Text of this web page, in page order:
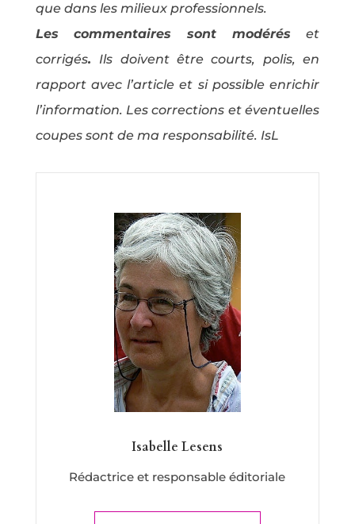
que dans les milieux professionnels.
Les commentaires sont modéréset
corrigés. Ils doivent être courts, polis, en
rapport avec l’article et si possible enrichir
l’information. Les corrections et éventuelles
coupes sont de ma responsabilité. IsL
Isabelle Lesens
Rédactrice et responsable éditoriale